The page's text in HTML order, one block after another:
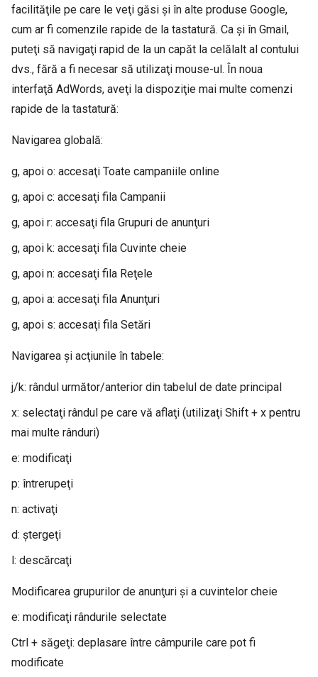
facilităţile pe care le veţi găsi şi în alte produse Google,
cum ar fi comenzile rapide de la tastatură. Ca şi în Gmail,
puteţi să navigaţi rapid de la un capăt la celălalt al contului
dvs., fără a fi necesar să utilizaţi mouse-ul. În noua
interfaţă AdWords, aveţi la dispoziţie mai multe comenzi
rapide de la tastatură:
Navigarea globală:
g, apoi o: accesaţi Toate campaniile online
g, apoi c: accesaţi fila Campanii
g, apoi r: accesaţi fila Grupuri de anunţuri
g, apoi k: accesaţi fila Cuvinte cheie
g, apoi n: accesaţi fila Reţele
g, apoi a: accesaţi fila Anunţuri
g, apoi s: accesaţi fila Setări
Navigarea şi acţiunile în tabele:
j/k: rândul următor/anterior din tabelul de date principal
x: selectaţi rândul pe care vă aflaţi (utilizaţi Shift + x pentru
mai multe rânduri)
e: modificaţi
p: întrerupeţi
n: activaţi
d: ştergeţi
l: descărcaţi
Modificarea grupurilor de anunţuri şi a cuvintelor cheie
e: modificaţi rândurile selectate
Ctrl + săgeţi: deplasare între câmpurile care pot fi
modificate